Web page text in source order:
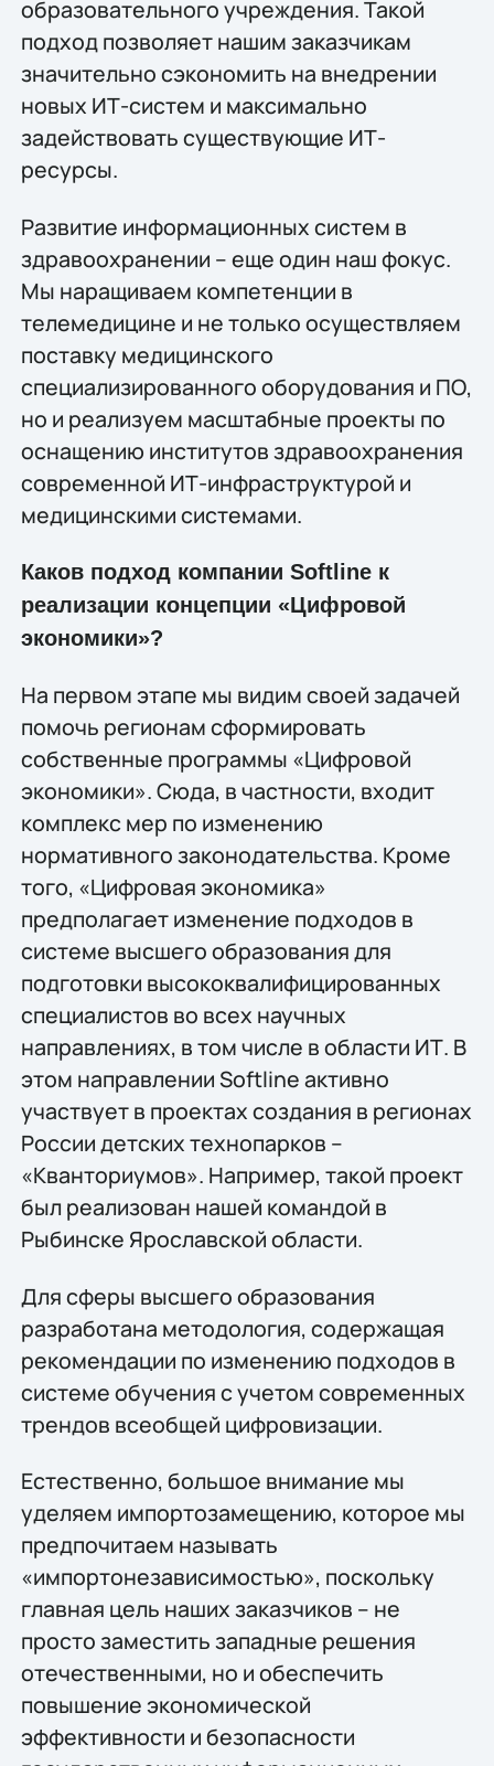
образовательного учреждения. Такой
подход позволяет нашим заказчикам
значительно сэкономить на внедрении
новых ИТ-систем и максимально
задействовать существующие ИТ-
ресурсы.
Развитие информационных систем в
здравоохранении – еще один наш фокус.
Мы наращиваем компетенции в
телемедицине и не только осуществляем
поставку медицинского
специализированного оборудования и ПО,
но и реализуем масштабные проекты по
оснащению институтов здравоохранения
современной ИТ-инфраструктурой и
медицинскими системами.
Каков подход компании Softline к
реализации концепции «Цифровой
экономики»?
На первом этапе мы видим своей задачей
помочь регионам сформировать
собственные программы «Цифровой
экономики». Сюда, в частности, входит
комплекс мер по изменению
нормативного законодательства. Кроме
того, «Цифровая экономика»
предполагает изменение подходов в
системе высшего образования для
подготовки высококвалифицированных
специалистов во всех научных
направлениях, в том числе в области ИТ. В
этом направлении Softline активно
участвует в проектах создания в регионах
России детских технопарков –
«Кванториумов». Например, такой проект
был реализован нашей командой в
Рыбинске Ярославской области.
Для сферы высшего образования
разработана методология, содержащая
рекомендации по изменению подходов в
системе обучения с учетом современных
трендов всеобщей цифровизации.
Естественно, большое внимание мы
уделяем импортозамещению, которое мы
предпочитаем называть
«импортонезависимостью», поскольку
главная цель наших заказчиков – не
просто заместить западные решения
отечественными, но и обеспечить
повышение экономической
эффективности и безопасности